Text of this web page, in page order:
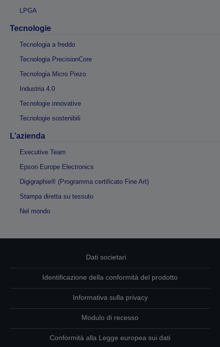
LPGA
Tecnologie
Tecnologia a freddo
Tecnologia PrecisionCore
Tecnologia Micro Piezo
Industria 4.0
Tecnologie innovative
Tecnologie sostenibili
L’azienda
Executive Team
Epson Europe Electronics
Digigraphie® (Programma certificato Fine Art)
Stampa diretta su tessuto
Nel mondo
Dati societari
Identificazione della conformità del prodotto
Informativa sulla privacy
Modulo di recesso
Conformità alla Legge europea sui dati